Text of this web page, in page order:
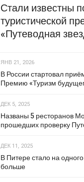
Стали известны
туристической
«Путеводная
ЯНВ 21, 2026
В России стартовал
Премию «Туризм
ДЕК 5, 2025
Названы 5 ресторанов
прошедших проверку
ДЕК 11, 2025
В Питере стало на
больше